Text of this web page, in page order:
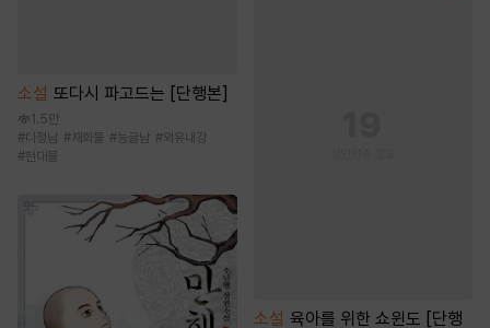
소설 또다시 파고드는 [단행본]
1.5만
#다정남 # 재회물 #능글남 #외유내강
#현대물
소설 육아를 위한 쇼윈도 [단행